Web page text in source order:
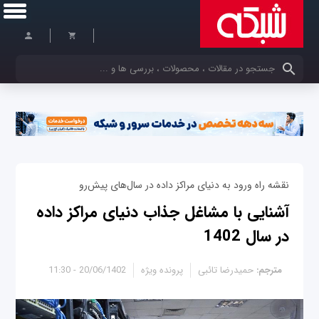
کلمات کلیدی خود را وارد کنید
نقشه راه ورود به دنیای مراکز داده در سال‌های پیش‌رو
آشنایی با مشاغل جذاب دنیای مراکز داده
در سال 1402
20/06/1402 - 11:30 مترجم:حمیدرضا تائبی پرونده ویژه